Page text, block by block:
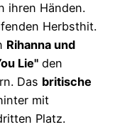
ihren Händen.
Herbsthit.
Rihanna und
Lie" den
Das britische
mit
Platz.